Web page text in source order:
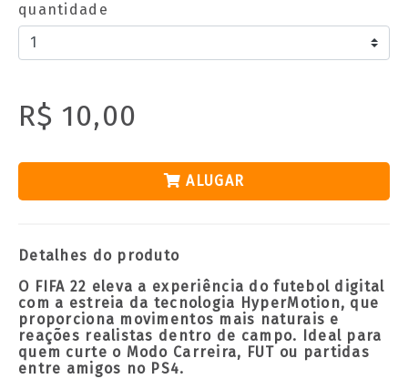
quantidade
R$ 10,00
ALUGAR
Detalhes do produto
O FIFA 22 eleva a experiência do futebol digital
com a estreia da tecnologia HyperMotion, que
proporciona movimentos mais naturais e
reações realistas dentro de campo. Ideal para
quem curte o Modo Carreira, FUT ou partidas
entre amigos no PS4.